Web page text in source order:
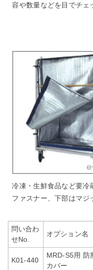
容や数量などを目でチェ
冷凍・生鮮食品など要冷
ファスナー、下部はマジ
問い合わ
せNo.
オプション名
K01-440
MRD-S5用 防
カバー